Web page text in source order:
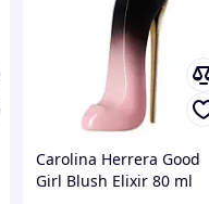
Carolina Herrera Good
Girl Blush Elixir 80 ml